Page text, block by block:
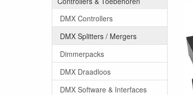
DMX Controllers
DMX Splitters / Mergers
Dimmerpacks
DMX Draadloos
DMX Software & Interfaces